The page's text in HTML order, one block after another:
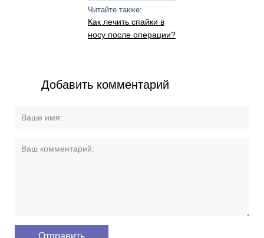
Читайте также:
Как лечить спайки в
носу после операции?
Добавить комментарий